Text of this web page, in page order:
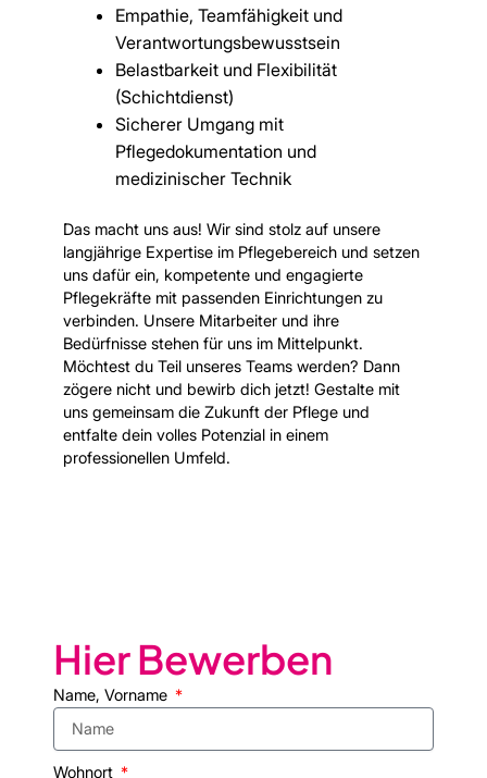
Empathie, Teamfähigkeit und
Verantwortungsbewusstsein
Belastbarkeit und Flexibilität
(Schichtdienst)
Sicherer Umgang mit
Pflegedokumentation und
medizinischer Technik
Das macht uns aus! Wir sind stolz auf unsere
langjährige Expertise im Pflegebereich und setzen
uns dafür ein, kompetente und engagierte
Pflegekräfte mit passenden Einrichtungen zu
verbinden. Unsere Mitarbeiter und ihre
Bedürfnisse stehen für uns im Mittelpunkt.
Möchtest du Teil unseres Teams werden? Dann
zögere nicht und bewirb dich jetzt! Gestalte mit
uns gemeinsam die Zukunft der Pflege und
entfalte dein volles Potenzial in einem
professionellen Umfeld.
Hier Bewerben​
Name, Vorname
Wohnort